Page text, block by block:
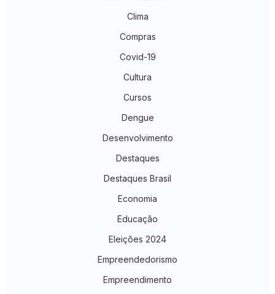
Clima
Compras
Covid-19
Cultura
Cursos
Dengue
Desenvolvimento
Destaques
Destaques Brasil
Economia
Educação
Eleições 2024
Empreendedorismo
Empreendimento